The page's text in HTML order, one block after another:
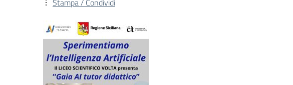
Stampa / Condividi